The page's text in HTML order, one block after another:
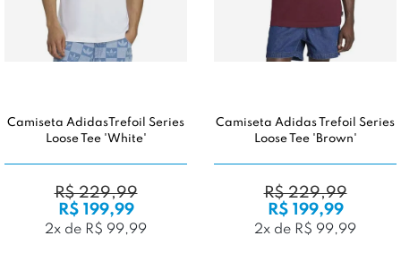
Camiseta AdidasTrefoil Series
Loose Tee 'White'
R$ 229,99
R$ 199,99
2x de R$ 99,99
Camiseta Adidas Trefoil Series
Loose Tee 'Brown'
R$ 229,99
R$ 199,99
2x de R$ 99,99